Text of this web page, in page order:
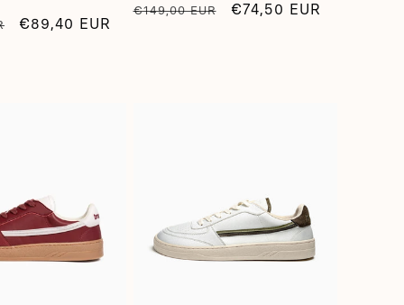
Verkaufspreis
€89,40 EUR
Normaler
€149,00 EUR Verkaufspreis
€74,50 EUR